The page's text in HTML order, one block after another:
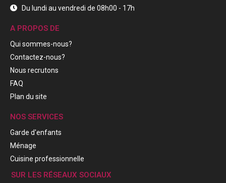
Du lundi au vendredi de 08h00 - 17h
A PROPOS DE
Qui sommes-nous?
Contactez-nous?
Nous recrutons
FAQ
Plan du site
NOS SERVICES
Garde d'enfants
Ménage
Cuisine professionnelle
SUR LES RÉSEAUX SOCIAUX